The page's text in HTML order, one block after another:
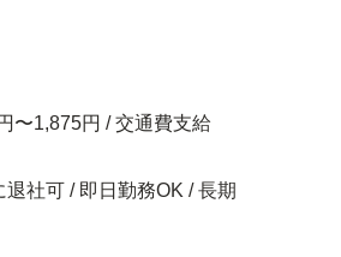
〜1,875円 / 交通費支給
退社可 / 即日勤務OK / 長期